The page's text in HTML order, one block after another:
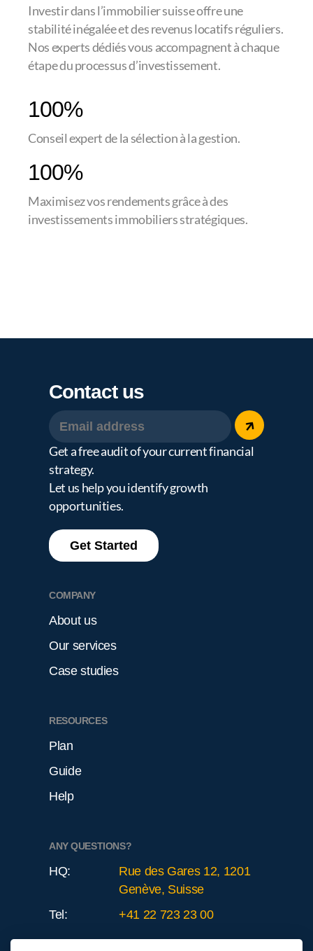
Investir dans l’immobilier suisse offre une
stabilité inégalée et des revenus locatifs réguliers.
Nos experts dédiés vous accompagnent à chaque
étape du processus d’investissement.
100%
Conseil expert de la sélection à la gestion.
100%
Maximisez vos rendements grâce à des
investissements immobiliers stratégiques.
MTH
Contact us
Get a free audit of your current financial
strategy.
Let us help you identify growth
opportunities.
Get Started
COMPANY
About us
Our services
Case studies
RESOURCES
Plan
Guide
Help
ANY QUESTIONS?
HQ:
Rue des Gares 12, 1201
Genève, Suisse
Tel:
+41 22 723 23 00